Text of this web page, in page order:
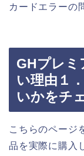
カードエラーの
GHプレミ
い理由１
いかをチ
こちらのページ
品を実際に購入